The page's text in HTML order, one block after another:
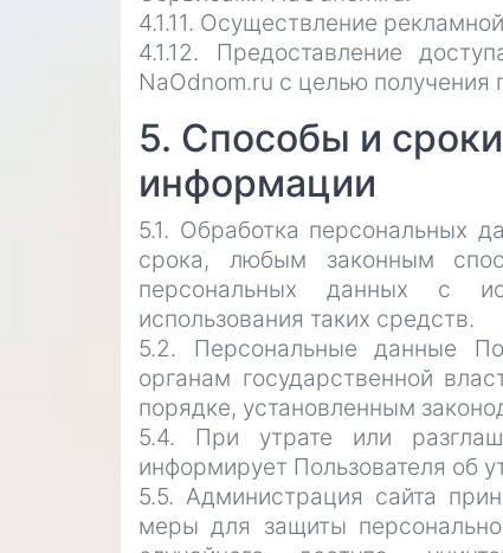
4.1.11. Осуществление
4.1.12. Предоставление
NaOdnom.ru с целью получения
5. Способы и
информации
5.1. Обработка персональных
срока, любым законным
персональных данных с
использования таких средств.
5.2. Персональные данные
органам государственной
порядке, установленным
5.4. При утрате или
информирует Пользователя об
5.5. Администрация сайта
меры для защиты